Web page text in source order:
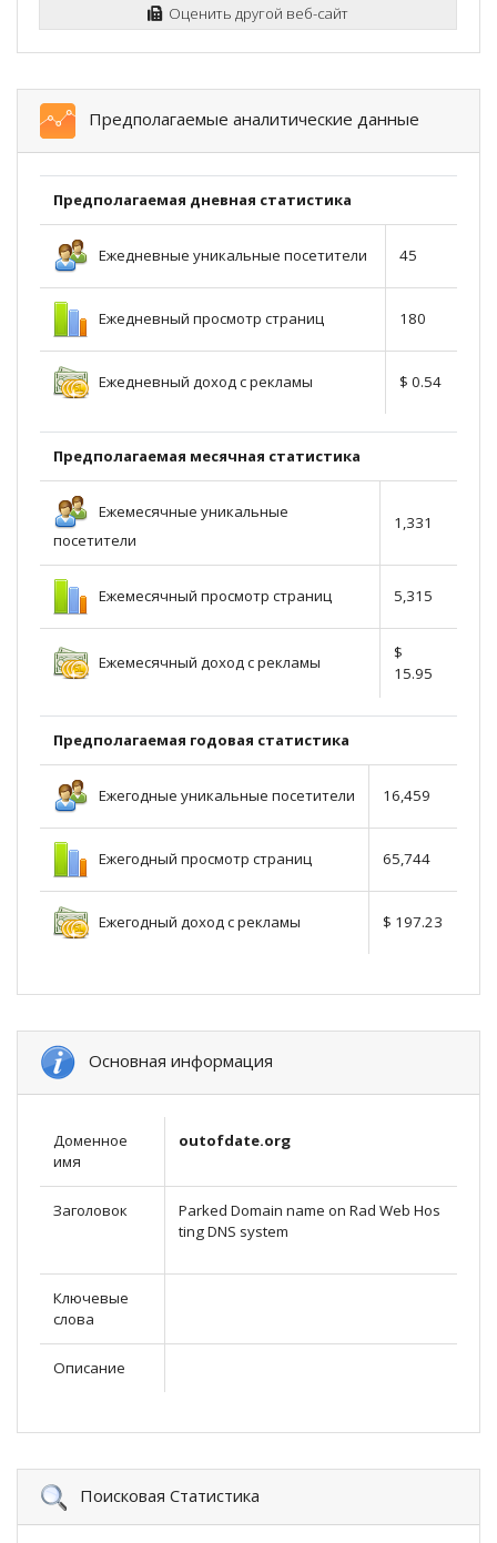
Оценить другой веб-сайт
Предполагаемые аналитические данные
Предполагаемая дневная статистика
Ежедневные уникальные посетители 45
Ежедневный просмотр страниц 180
Ежедневный доход с рекламы $ 0.54
Предполагаемая месячная статистика
Ежемесячные уникальные
посетители
1,331
Ежемесячный просмотр страниц 5,315
Ежемесячный доход с рекламы
$
15.95
Предполагаемая годовая статистика
Ежегодные уникальные посетители 16,459
Ежегодный просмотр страниц 65,744
Ежегодный доход с рекламы $ 197.23
Основная информация
Доменное
имя
outofdate.org
Заголовок
Parked Domain name on Rad Web Hos
ting DNS system
Ключевые
слова
Описание
Поисковая Статистика